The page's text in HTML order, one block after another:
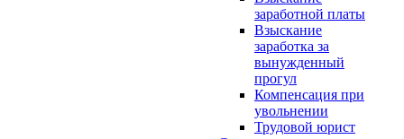
заработной платы
Взыскание
заработка за
вынужденный
прогул
Компенсация при
увольнении
Трудовой юрист